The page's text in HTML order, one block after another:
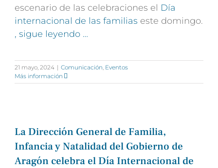
escenario de las celebraciones el Día
internacional de las familias este domingo.
, sigue leyendo …
21 mayo, 2024 | Comunicación Eventos
Más información
La Dirección General de Familia,
Infancia y Natalidad del Gobierno de
Aragón celebra el Día Internacional de